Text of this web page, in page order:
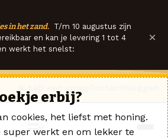
in het zand. T/m 10 augustus zijn
en kan je levering 1 tot 4
werkt het snelst:
×
erbij?
cookies, het liefst met honing.
super werkt en om lekker te